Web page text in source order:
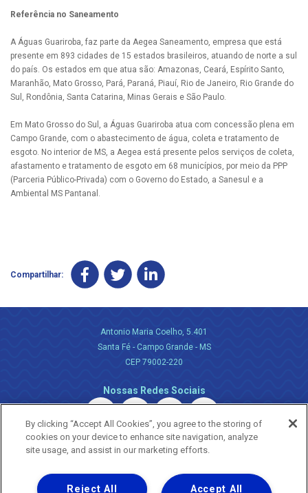
Referência no Saneamento
A Águas Guariroba, faz parte da Aegea Saneamento, empresa que está
presente em 893 cidades de 15 estados brasileiros, atuando de norte a sul
do país. Os estados em que atua são: Amazonas, Ceará, Espírito Santo,
Maranhão, Mato Grosso, Pará, Paraná, Piauí, Rio de Janeiro, Rio Grande do
Sul, Rondônia, Santa Catarina, Minas Gerais e São Paulo.
Em Mato Grosso do Sul, a Águas Guariroba atua com concessão plena em
Campo Grande, com o abastecimento de água, coleta e tratamento de
esgoto. No interior de MS, a Aegea está presente pelos serviços de coleta,
afastamento e tratamento de esgoto em 68 municípios, por meio da PPP
(Parceria Público-Privada) com o Governo do Estado, a Sanesul e a
Ambiental MS Pantanal.
Compartilhar:
Antonio Maria Coelho, 5.401
Santa Fé - Campo Grande - MS
CEP 79002-220
Nossas Redes Sociais
By clicking “Accept All Cookies”, you agree to the storing of
cookies on your device to enhance site navigation, analyze
site usage, and assist in our marketing efforts.
Accept All
Reject All